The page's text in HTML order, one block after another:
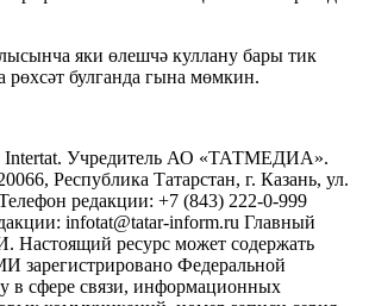
яки өлешчә куллану бары тик
рөхсәт булганда гына мөмкин.
Intertat. Учредитель АО «ТАТМЕДИА».
Республика Татарстан, г. Казань, ул.
редакции: +7 (843) 222-0-999
infotat@tatar-inform.ru Главный
Настоящий ресурс может содержать
зарегистрировано Федеральной
в сфере связи, информационных